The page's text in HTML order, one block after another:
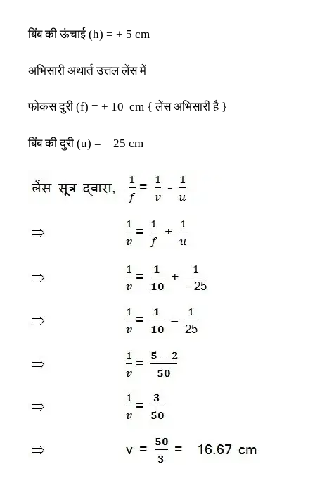
बिंबकीऊंचाई (h) = + 5 cm
अभिसारीअथार्तउत्तललेंसमें
फोकसदुरी (f) = + 10 cm {लेंसअभिसारीहै}
बिंबकीदुरी (u) = – 25 cm